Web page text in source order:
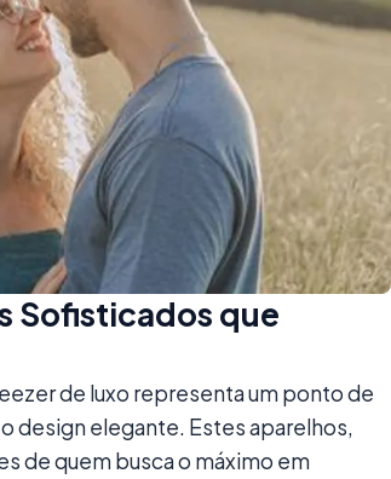
Sofisticados que
de luxo representa um ponto de
design elegante. Estes aparelhos,
de quem busca o máximo em